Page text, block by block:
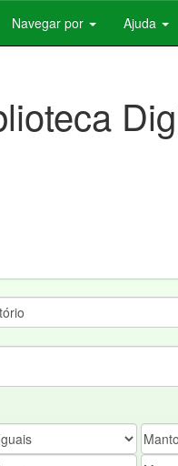
Navegar por Ajuda